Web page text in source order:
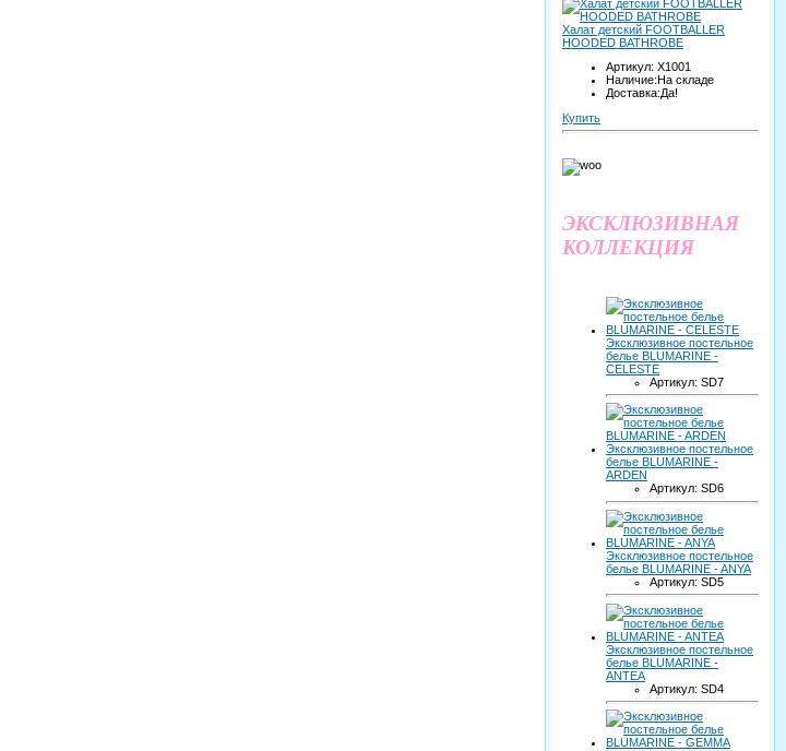
Халат детский FOOTBALLER
HOODED BATHROBE
Артикул: X1001
Наличие:На складе
Доставка:Да!
Купить
ЭКСКЛЮЗИВНАЯ
КОЛЛЕКЦИЯ
Эксклюзивное постельное
белье BLUMARINE -
CELESTE
Артикул: SD7
Эксклюзивное постельное
белье BLUMARINE -
ARDEN
Артикул: SD6
Эксклюзивное постельное
белье BLUMARINE - ANYA
Артикул: SD5
Эксклюзивное постельное
белье BLUMARINE -
ANTEA
Артикул: SD4